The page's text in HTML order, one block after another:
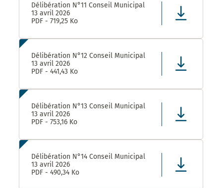
Délibération N°11 Conseil Municipal
13 avril 2026
PDF - 719,25 Ko
Délibération N°12 Conseil Municipal
13 avril 2026
PDF - 441,43 Ko
Délibération N°13 Conseil Municipal
13 avril 2026
PDF - 753,16 Ko
Délibération N°14 Conseil Municipal
13 avril 2026
PDF - 490,34 Ko